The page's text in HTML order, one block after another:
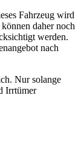
Fahrzeug wird
daher noch
werden.
nach
Nur solange
Irrtümer